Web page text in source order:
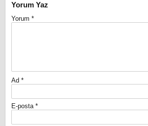
Yorum Yaz
Yorum *
Ad *
E-posta *